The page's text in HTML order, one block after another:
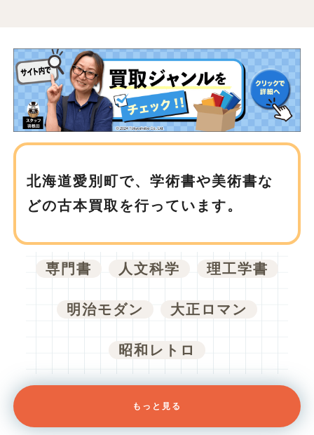
北海道愛別町で、学術書や美術書な
どの古本買取を行っています。
専門書 人文科学 理工学書
明治モダン 大正ロマン
昭和レトロ
もっと見る